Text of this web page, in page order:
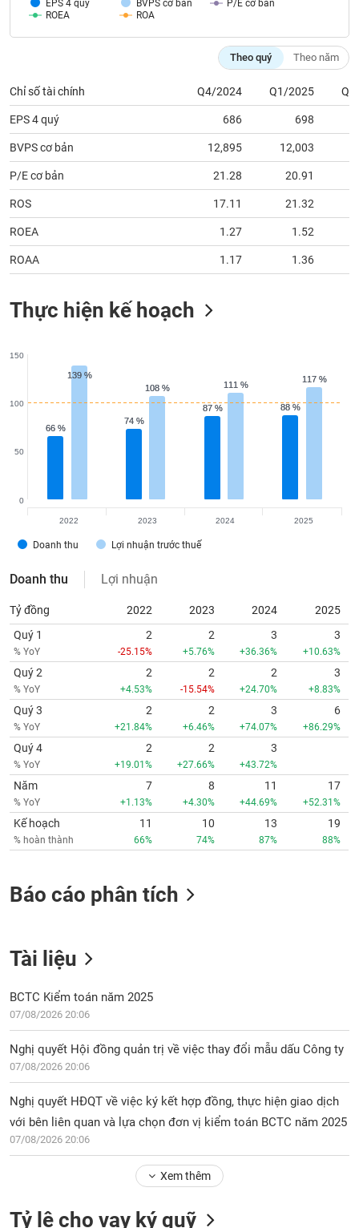
EPS 4 quý BVPS cơ bản
P/E cơ bản
ROEA
ROA
Theo quý Theo năm
Chỉ số tài chính Q4/2024 Q1/2025
EPS 4 quý 686 698
BVPS cơ bản 12,895 12,003
P/E cơ bản 21.28 20.91
ROS 17.11 21.32
ROEA 1.27 1.52
ROAA 1.17 1.36
Thực hiện kế hoạch
66 %
66 %
74 %
74 %
87 %
87 % 88 %
88 %
139 %
139 %
108 %
108 % 111 %
111 %
117 %
117 %
Doanh thu Lợi nhuận trước thuế
0
50
100
150
2022 2023 2024 2025
Doanh thu Lợi nhuận
Tỷ đồng 2022 2023 2024
2025
Quý 1
% YoY
2
-25.15%
2
+5.76%
3
+36.36%
3
+10.63%
Quý 2
% YoY
2
+4.53%
2
-15.54%
2
+24.70%
3
+8.83%
Quý 3
% YoY
2
+21.84%
2
+6.46%
3
+74.07%
6
+86.29%
Quý 4
% YoY
2
+19.01%
2
+27.66%
3
+43.72%
Năm
% YoY
7
+1.13%
8
+4.30%
11
+44.69%
17
+52.31%
Kế hoạch
% hoàn thành
11
66%
10
74%
13
87%
19
88%
Báo cáo phân tích
Tài liệu
BCTC Kiểm toán năm 2025
07/08/2026 20:06
Nghị quyết Hội đồng quản trị về việc thay đổi mẫu dấu Công ty
07/08/2026 20:06
Nghị quyết HĐQT về việc ký kết hợp đồng, thực hiện giao dịch
với bên liên quan và lựa chọn đơn vị kiểm toán BCTC năm 2025
07/08/2026 20:06
Xem thêm
Tỷ lệ cho vay ký quỹ
thông
Dữ
liệu
tài
chính